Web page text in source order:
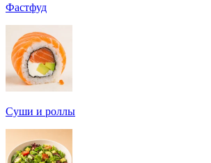
Фастфуд
Суши и роллы